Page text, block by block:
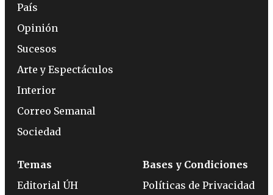
País
Opinión
Sucesos
Arte y Espectáculos
Interior
Correo Semanal
Sociedad
Temas
Editorial ÚH
Bases y Condiciones
Políticas de Privacidad